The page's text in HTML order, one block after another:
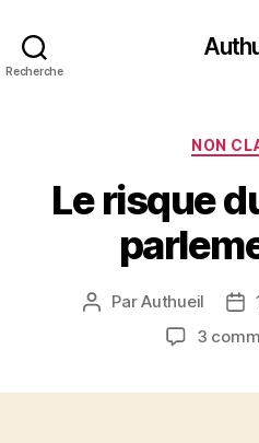
Recherche
NON
Le risque
Auteur
ParAuthueil
3